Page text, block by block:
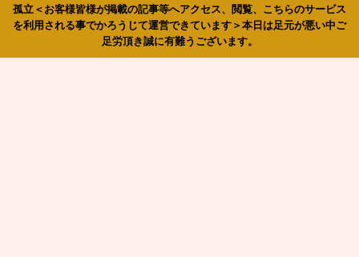
孤立＜お客様皆様が掲載の記事等へアクセス、閲覧、こちらのサービス
を利用される事でかろうじて運営できています＞本日は足元が悪い中ご
足労頂き誠に有難うございます。